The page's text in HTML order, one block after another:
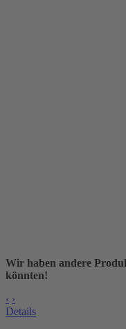
Wir haben andere
könnten!
‹ ›
Details